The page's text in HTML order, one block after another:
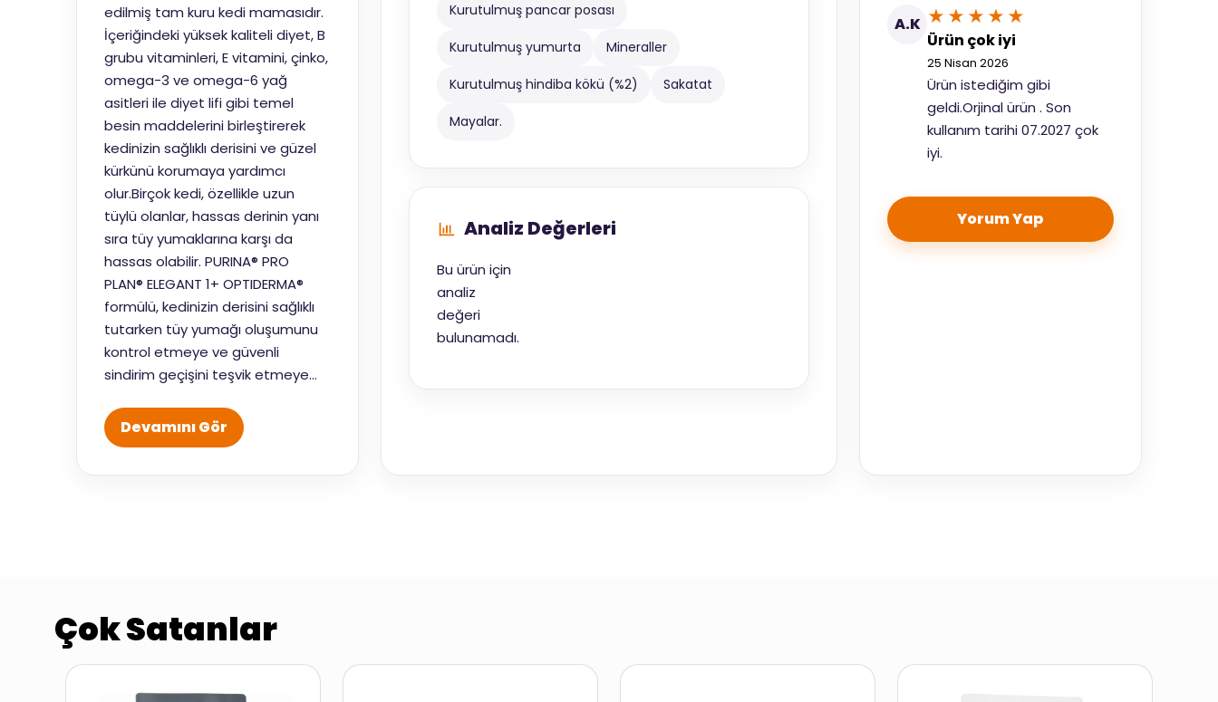
edilmiş tam kuru kedi mamasıdır.
İçeriğindeki yüksek kaliteli diyet, B
grubu vitaminleri, E vitamini, çinko,
omega-3 ve omega-6 yağ
asitleri ile diyet lifi gibi temel
besin maddelerini birleştirerek
kedinizin sağlıklı derisini ve güzel
kürkünü korumaya yardımcı
olur.Birçok kedi, özellikle uzun
tüylü olanlar, hassas derinin yanı
sıra tüy yumaklarına karşı da
hassas olabilir. PURINA® PRO
PLAN® ELEGANT 1+ OPTIDERMA®
formülü, kedinizin derisini sağlıklı
tutarken tüy yumağı oluşumunu
kontrol etmeye ve güvenli
sindirim geçişini teşvik etmeye
Devamını Gör
Kurutulmuş pancar posası
Kurutulmuş yumurta Mineraller
Kurutulmuş hindiba kökü (%2) Sakatat
Mayalar.
Analiz Değerleri
Bu ürün için
analiz
değeri
bulunamadı.
A.K ★★★★★
Ürün çok iyi
25 Nisan 2026
Ürün istediğim gibi
geldi.Orjinal ürün . Son
kullanım tarihi 07.2027 çok
iyi.
Yorum Yap
Çok Satanlar